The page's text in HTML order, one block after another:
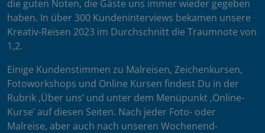
die guten Noten, die Gäste uns immer wieder gegeben
haben. In über 300 Kundeninterviews bekamen unsere
Kreativ-Reisen 2023 im Durchschnitt die Traumnote von
1,2.
Einige Kundenstimmen zu Malreisen, Zeichenkursen,
Fotoworkshops und Online Kursen findest Du in der
Rubrik ‚Über uns’ und unter dem Menüpunkt ‚Online-
Kurse’ auf diesen Seiten. Nach jeder Foto- oder
Malreise, aber auch nach unseren Wochenend-